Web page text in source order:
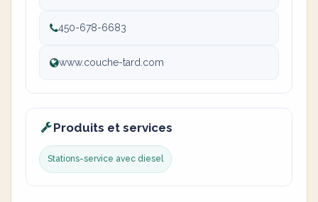
450-678-6683
www.couche-tard.com
Produits et services
Stations-service avec diesel